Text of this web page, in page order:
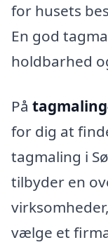
for husets
En god
holdbarhed
På
for dig at
tagmaling i
tilbyder en
vælge et